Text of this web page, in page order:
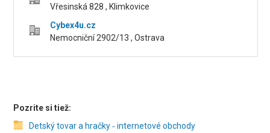
Vřesinská 828 , Klimkovice
Cybex4u.cz
Nemocniční 2902/13 , Ostrava
Pozrite si tiež:
Detský tovar a hračky ‑ internetové obchody